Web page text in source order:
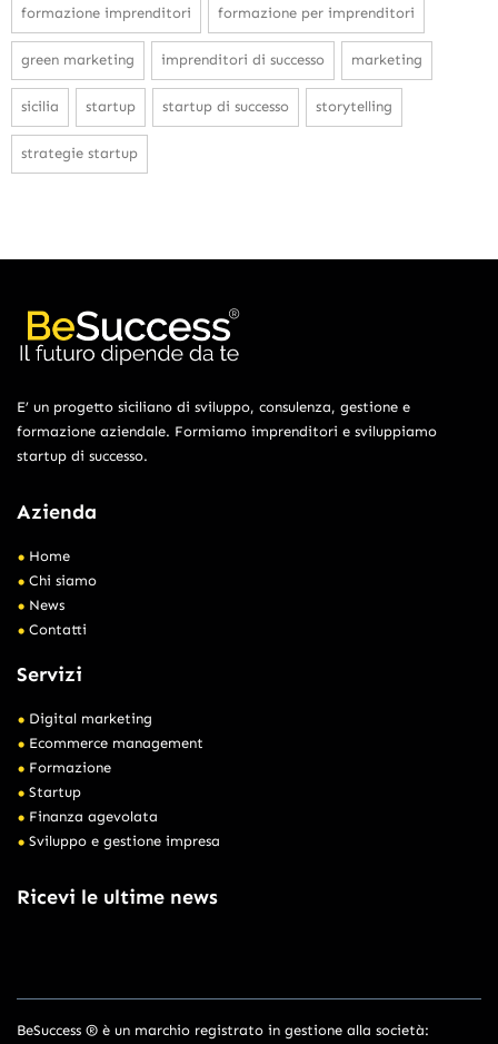
formazione imprenditori formazione per imprenditori
green marketing imprenditori di successo marketing
sicilia startup startup di successo storytelling
strategie startup
E’ un progetto siciliano di sviluppo, consulenza, gestione e
formazione aziendale. Formiamo imprenditori e sviluppiamo
startup di successo.
Azienda
Home
Chi siamo
News
Contatti
Servizi
Digital marketing
Ecommerce management
Formazione
Startup
Finanza agevolata
Sviluppo e gestione impresa
Ricevi le ultime news
BeSuccess ® è un marchio registrato in gestione alla società: